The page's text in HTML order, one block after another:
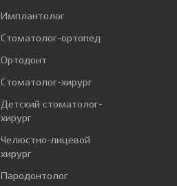
Имплантолог
Стоматолог-ортопед
Ортодонт
Стоматолог-хирург
Детский стоматолог-
хирург
Челюстно-лицевой
хирург
Пародонтолог